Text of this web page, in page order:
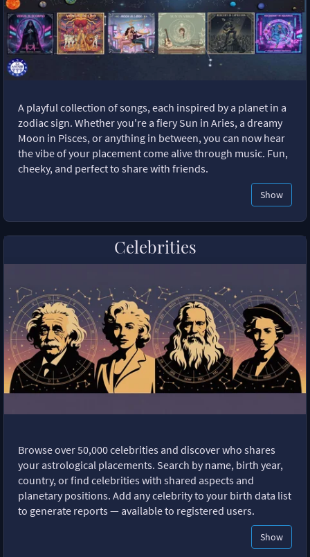
A playful collection of songs, each inspired by a planet in a
zodiac sign. Whether you're a fiery Sun in Aries, a dreamy
Moon in Pisces, or anything in between, you can now hear
the vibe of your placement come alive through music. Fun,
cheeky, and perfect to share with friends.
Show
Celebrities
Browse over 50,000 celebrities and discover who shares
your astrological placements. Search by name, birth year,
country, or find celebrities with shared aspects and
planetary positions. Add any celebrity to your birth data list
to generate reports — available to registered users.
Show